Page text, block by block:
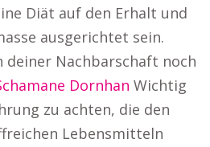
Diät auf den Erhalt und
ausgerichtet sein.
deiner Nachbarschaft noch
Dornhan Wichtig
zu achten, die den
Lebensmitteln